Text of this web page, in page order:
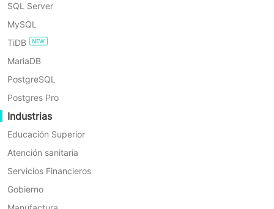
SQL Server
MySQL
TiDB
MariaDB
PostgreSQL
Postgres Pro
Industrias
Educación Superior
Atención sanitaria
Servicios Financieros
Gobierno
VMware
Hyper-V
Xenserver
XCP-ng
oVirt
Sangfor HCI
Proxmox VE
Características clave
Copia de seguridad de máquinas virtuales sin agente
Recuperación granular